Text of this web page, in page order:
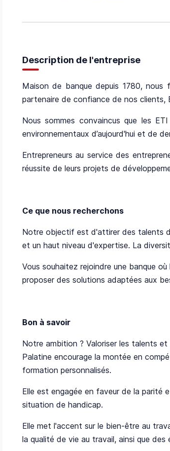
Description de l'entreprise
Maison de banque depuis 1780,
partenaire de confiance de nos clients,
Nous sommes convaincus que les
environnementaux d’aujourd'hui et de
Entrepreneurs au service des
réussite de leurs projets de
Ce que nous recherchons
Notre objectif est d'attirer des talents
et un haut niveau d'expertise. La
Vous souhaitez rejoindre une banque
proposer des solutions adaptées aux
Bon à savoir
Notre ambition ? Valoriser les talents et
Palatine encourage la montée en
formation personnalisés.
Elle est engagée en faveur de la parité
situation de handicap.
Elle met l'accent sur le bien-être au
la qualité de vie au travail, ainsi que